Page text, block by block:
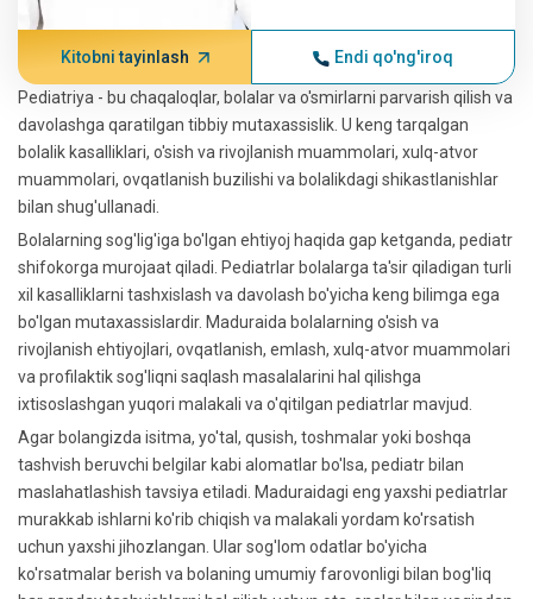
Kitobni tayinlash Endi qo'ng'iroq
Pediatriya - bu chaqaloqlar, bolalar va o'smirlarni parvarish qilish va
davolashga qaratilgan tibbiy mutaxassislik. U keng tarqalgan
bolalik kasalliklari, o'sish va rivojlanish muammolari, xulq-atvor
muammolari, ovqatlanish buzilishi va bolalikdagi shikastlanishlar
bilan shug'ullanadi.
Bolalarning sog'lig'iga bo'lgan ehtiyoj haqida gap ketganda, pediatr
shifokorga murojaat qiladi. Pediatrlar bolalarga ta'sir qiladigan turli
xil kasalliklarni tashxislash va davolash bo'yicha keng bilimga ega
bo'lgan mutaxassislardir. Maduraida bolalarning o'sish va
rivojlanish ehtiyojlari, ovqatlanish, emlash, xulq-atvor muammolari
va profilaktik sog'liqni saqlash masalalarini hal qilishga
ixtisoslashgan yuqori malakali va o'qitilgan pediatrlar mavjud.
Agar bolangizda isitma, yo'tal, qusish, toshmalar yoki boshqa
tashvish beruvchi belgilar kabi alomatlar bo'lsa, pediatr bilan
maslahatlashish tavsiya etiladi. Maduraidagi eng yaxshi pediatrlar
murakkab ishlarni ko'rib chiqish va malakali yordam ko'rsatish
uchun yaxshi jihozlangan. Ular sog'lom odatlar bo'yicha
ko'rsatmalar berish va bolaning umumiy farovonligi bilan bog'liq